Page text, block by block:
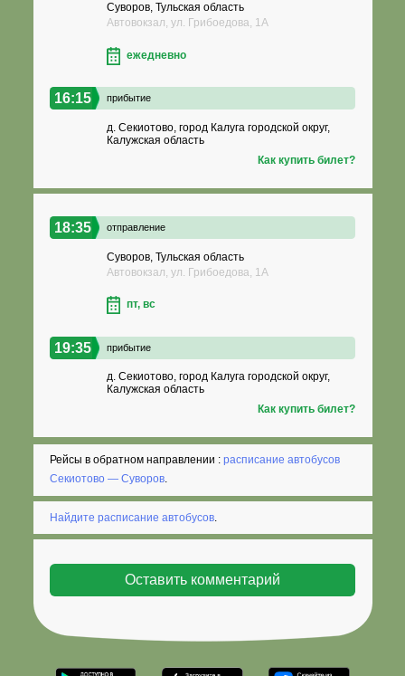
Суворов, Тульская область
Автовокзал, ул. Грибоедова, 1А
ежедневно
16:15 прибытие
д. Секиотово, город Калуга городской округ,
Калужская область
Как купить билет?
18:35 отправление
Суворов, Тульская область
Автовокзал, ул. Грибоедова, 1А
пт, вс
19:35 прибытие
д. Секиотово, город Калуга городской округ,
Калужская область
Как купить билет?
Рейсы в обратном направлении :расписание автобусов
Секиотово — Суворов.
Найдите расписание автобусов